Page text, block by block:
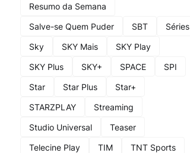
Resumo da Semana
Salve-se Quem Puder
SBT
Séries
Sky
SKY Mais
SKY Play
SKY Plus
SKY+ SPACE
SPI
Star
Star Plus
Star+
STARZPLAY
Streaming
Studio Universal
Teaser
Telecine Play
TIM
TNT Sports